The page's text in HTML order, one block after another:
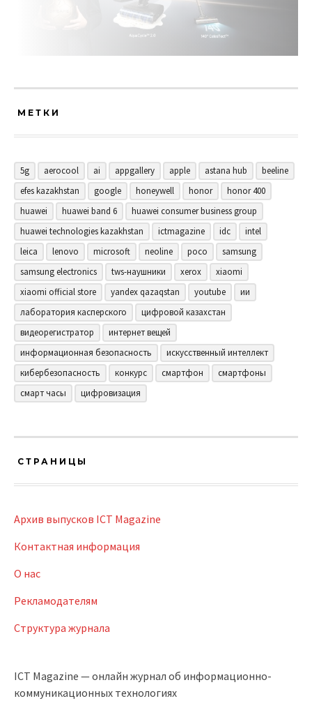
МЕТКИ
5g aerocool ai appgallery apple astana hub
beeline
efes kazakhstan
google honeywell honor
honor 400
huawei
huawei band 6
huawei consumer business group
huawei technologies kazakhstan
ictmagazine idc
intel
leica
lenovo microsoft neoline poco
samsung
samsung electronics
tws-наушники xerox
xiaomi
xiaomi official store
yandex qazaqstan youtube
ии
лаборатория касперского
цифровой казахстан
видеорегистратор
интернет вещей
информационная безопасность
искусственный интеллект
кибербезопасность
конкурс смартфон
смартфоны
смарт часы
цифровизация
СТРАНИЦЫ
Архив выпусков ICT Magazine
Контактная информация
О нас
Рекламодателям
Структура журнала
ICT Magazine — онлайн журнал об информационно-
коммуникационных технологиях